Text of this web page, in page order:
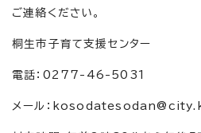
ご連絡ください。
桐生市子育て支援センター
電話：0277-46-5031
メール：